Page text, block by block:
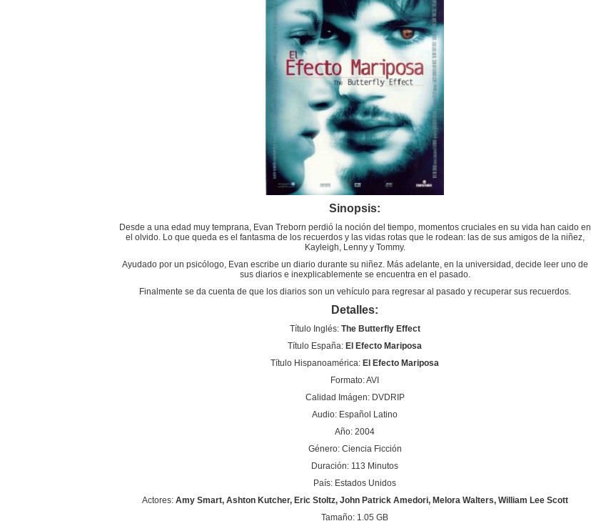
Sinopsis:
Desde a una edad muy temprana, Evan Treborn perdió la noción del tiempo, momentos cruciales en su vida han caido en
el olvido. Lo que queda es el fantasma de los recuerdos y las vidas rotas que le rodean: las de sus amigos de la niñez,
Kayleigh, Lenny y Tommy.
Ayudado por un psicólogo, Evan escribe un diario durante su niñez. Más adelante, en la universidad, decide leer uno de
sus diarios e inexplicablemente se encuentra en el pasado.
Finalmente se da cuenta de que los diarios son un vehículo para regresar al pasado y recuperar sus recuerdos.
Detalles:
Título Inglés: The Butterfly Effect
Título España: El Efecto Mariposa
Título Hispanoamérica: El Efecto Mariposa
Formato: AVI
Calidad Imágen: DVDRIP
Audio: Español Latino
Año: 2004
Género: Ciencia Ficción
Duración: 113 Minutos
País: Estados Unidos
Actores: Amy Smart, Ashton Kutcher, Eric Stoltz, John Patrick Amedori, Melora Walters, William Lee Scott
Tamaño: 1.05 GB